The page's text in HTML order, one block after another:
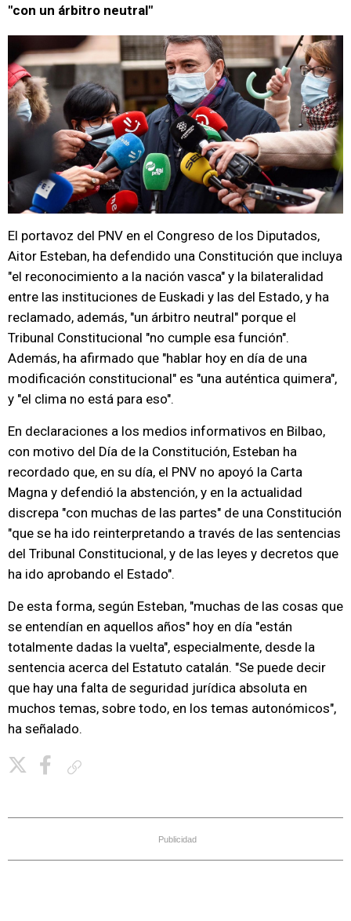
"con un árbitro neutral"
El portavoz del PNV en el Congreso de los Diputados,
Aitor Esteban, ha defendido una Constitución que incluya
"el reconocimiento a la nación vasca" y la bilateralidad
entre las instituciones de Euskadi y las del Estado, y ha
reclamado, además, "un árbitro neutral" porque el
Tribunal Constitucional "no cumple esa función".
Además, ha afirmado que "hablar hoy en día de una
modificación constitucional" es "una auténtica quimera",
y "el clima no está para eso".
En declaraciones a los medios informativos en Bilbao,
con motivo del Día de la Constitución, Esteban ha
recordado que, en su día, el PNV no apoyó la Carta
Magna y defendió la abstención, y en la actualidad
discrepa "con muchas de las partes" de una Constitución
"que se ha ido reinterpretando a través de las sentencias
del Tribunal Constitucional, y de las leyes y decretos que
ha ido aprobando el Estado".
De esta forma, según Esteban, "muchas de las cosas que
se entendían en aquellos años" hoy en día "están
totalmente dadas la vuelta", especialmente, desde la
sentencia acerca del Estatuto catalán. "Se puede decir
que hay una falta de seguridad jurídica absoluta en
muchos temas, sobre todo, en los temas autonómicos",
ha señalado.
Publicidad